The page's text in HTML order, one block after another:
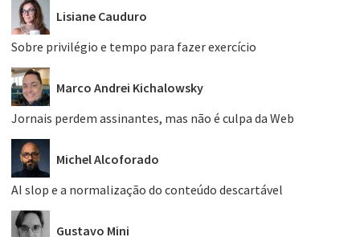
Lisiane Cauduro
Sobre privilégio e tempo para fazer exercício
Marco Andrei Kichalowsky
Jornais perdem assinantes, mas não é culpa da Web
Michel Alcoforado
AI slop e a normalização do conteúdo descartável
Gustavo Mini